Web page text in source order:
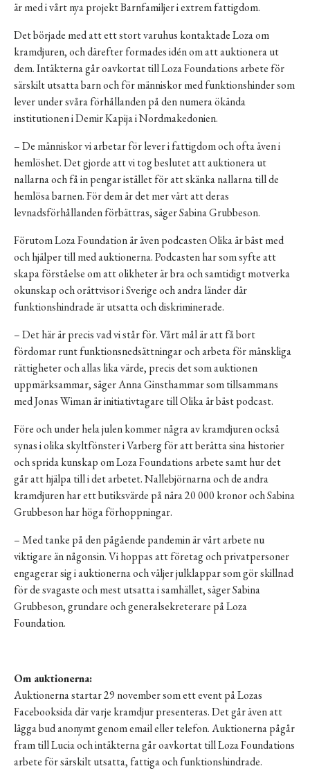
är med i vårt nya projektBarnfamiljer i extrem fattigdom.
Det började med att ett stort varuhus kontaktade Loza om
kramdjuren, och därefter formades idén om att auktionera ut
dem. Intäkterna går oavkortat till Loza Foundations arbete för
särskilt utsatta barn och för människor med funktionshinder som
lever under svåra förhållanden på den numera ökända
institutionen i Demir Kapija i Nordmakedonien.
– De människor vi arbetar för lever i fattigdom och ofta även i
hemlöshet. Det gjorde att vi tog beslutet att auktionera ut
nallarna och få in pengar istället för att skänka nallarna till de
hemlösa barnen. För dem är det mer värt att deras
levnadsförhållanden förbättras, säger Sabina Grubbeson.
Förutom Loza Foundation är även podcasten Olika är bäst med
och hjälper till med auktionerna. Podcasten har som syfte att
skapa förståelse om att olikheter är bra och samtidigt motverka
okunskap och orättvisor i Sverige och andra länder där
funktionshindrade är utsatta och diskriminerade.
– Det här är precis vad vi står för. Vårt mål är att få bort
fördomar runt funktionsnedsättningar och arbeta för mänskliga
rättigheter och allas lika värde, precis det som auktionen
uppmärksammar, säger Anna Ginsthammar som tillsammans
med Jonas Wiman är initiativtagare till Olika är bäst podcast.
Före och under hela julen kommer några av kramdjuren också
synas i olika skyltfönster i Varberg för att berätta sina historier
och sprida kunskap om Loza Foundations arbete samt hur det
går att hjälpa till i det arbetet. Nallebjörnarna och de andra
kramdjuren har ett butiksvärde på nära 20 000 kronor och Sabina
Grubbeson har höga förhoppningar.
– Med tanke på den pågående pandemin är vårt arbete nu
viktigare än någonsin. Vi hoppas att företag och privatpersoner
engagerar sig i auktionerna och väljer julklappar som gör skillnad
för de svagaste och mest utsatta i samhället, säger Sabina
Grubbeson, grundare och generalsekreterare på Loza
Foundation.
Om auktionerna:
Auktionerna startar 29 november som ettevent på Lozas
Facebooksidadär varje kramdjur presenteras. Det går även att
lägga bud anonymt genom email eller telefon. Auktionerna pågår
fram till Lucia och intäkterna går oavkortat till Loza Foundations
arbete för särskilt utsatta, fattiga och funktionshindrade.